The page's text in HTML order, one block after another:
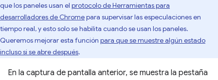
que los paneles usan el protocolo de Herramientas para
desarrolladores de Chromepara supervisar las especulaciones en
tiempo real, y esto solo se habilita cuando se usan los paneles.
Queremos mejorar esta función para que se muestre algún estado
incluso si se abre después.
En la captura de pantalla anterior, se muestra la pestaña